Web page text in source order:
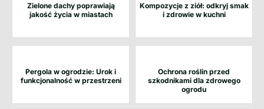
Zielone dachy poprawiają
jakość życia w miastach
Kompozycje z ziół: odkryj smak
i zdrowie w kuchni
Pergola w ogrodzie: Urok i
funkcjonalność w przestrzeni
Ochrona roślin przed
szkodnikami dla zdrowego
ogrodu